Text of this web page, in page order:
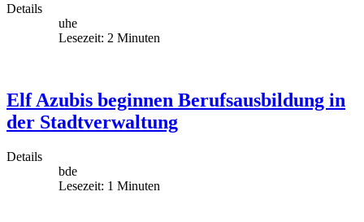
Details
uhe
Lesezeit: 2 Minuten
Elf Azubis beginnen Berufsausbildung in
der Stadtverwaltung
Details
bde
Lesezeit: 1 Minuten